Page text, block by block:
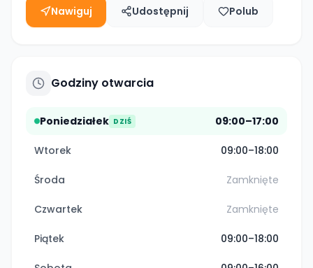
Nawiguj Udostępnij Polub
Godziny otwarcia
Poniedziałek DZIŚ 09:00–17:00
Wtorek 09:00–18:00
Środa Zamknięte
Czwartek Zamknięte
Piątek 09:00–18:00